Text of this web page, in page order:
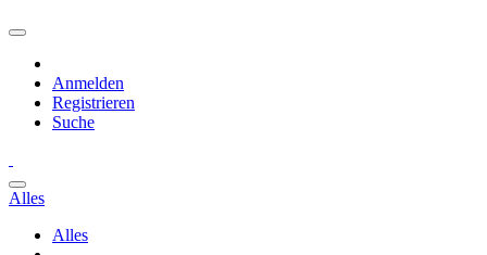
Anmelden
Registrieren
Suche
Alles
Alles